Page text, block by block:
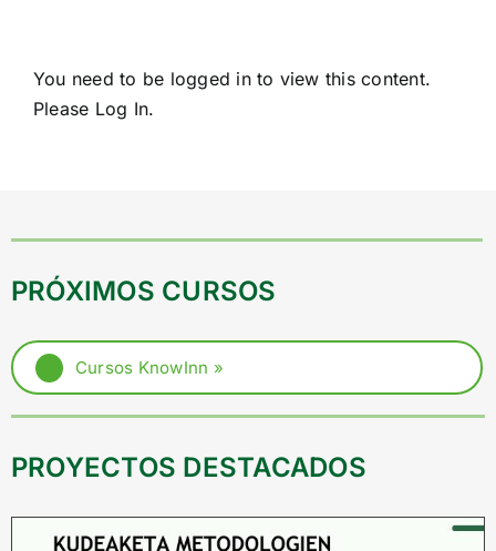
SERVICIOS
RECONOCIMIENTOS
COMUNIDAD
Search
for:
You need to be logged in to view this content.
Please Log In.
PRÓXIMOS CURSOS
Cursos KnowInn »
PROYECTOS DESTACADOS